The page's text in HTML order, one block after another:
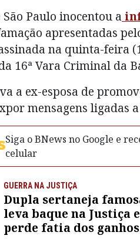
São Paulo inocentou a
apresentadas
na quinta-feira
16ª Vara Criminal da
a ex-esposa de
mensagens ligadas
Siga o BNews no Google e
celular
GUERRA NA JUSTIÇA
Dupla sertaneja
leva baque na Justiça e
perde fatia dos ganhos